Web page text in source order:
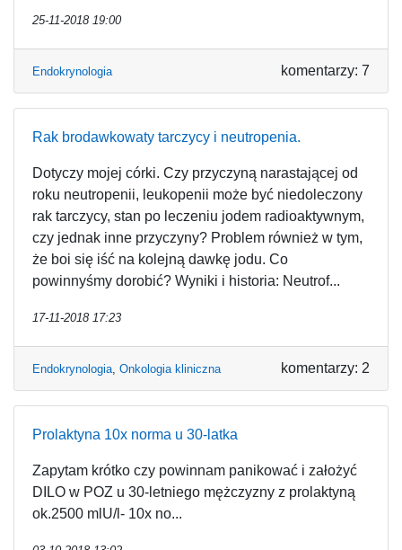
25-11-2018 19:00
Endokrynologia komentarzy: 7
Rak brodawkowaty tarczycy i neutropenia.
Dotyczy mojej córki. Czy przyczyną narastającej od
roku neutropenii, leukopenii może być niedoleczony
rak tarczycy, stan po leczeniu jodem radioaktywnym,
czy jednak inne przyczyny? Problem również w tym,
że boi się iść na kolejną dawkę jodu. Co
powinnyśmy dorobić? Wyniki i historia: Neutrof...
17-11-2018 17:23
Endokrynologia, Onkologia kliniczna komentarzy: 2
Prolaktyna 10x norma u 30-latka
Zapytam krótko czy powinnam panikować i założyć
DILO w POZ u 30-letniego mężczyzny z prolaktyną
ok.2500 mlU/l- 10x no...